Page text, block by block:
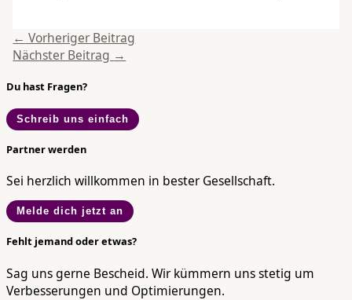
← Vorheriger Beitrag
Nächster Beitrag →
Du hast Fragen?
Schreib uns einfach
Partner werden
Sei herzlich willkommen in bester Gesellschaft.
Melde dich jetzt an
Fehlt jemand oder etwas?
Sag uns gerne Bescheid. Wir kümmern uns stetig um
Verbesserungen und Optimierungen.